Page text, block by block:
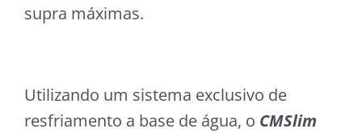
supra máximas.
Utilizando um sistema exclusivo de
resfriamento a base de água, o CMSlim